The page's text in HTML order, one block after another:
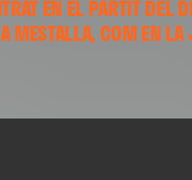
EN EL PARTIT DEL
MESTALLA, COM EN